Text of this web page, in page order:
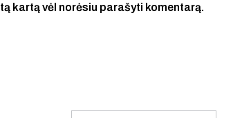
kartą vėl norėsiu parašyti komentarą.